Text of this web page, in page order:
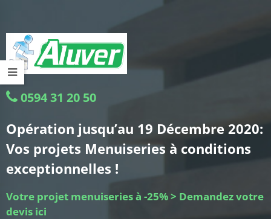
0594 31 20 50
Opération jusqu’au 19 Décembre 2020:
Vos projets Menuiseries à conditions
exceptionnelles !
Votre projet menuiseries à -25% > Demandez votre
devis ici